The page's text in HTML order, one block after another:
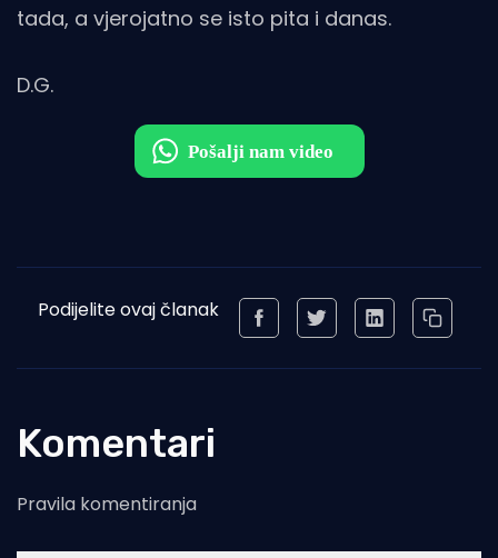
tada, a vjerojatno se isto pita i danas.
D.G.
Podijelite ovaj članak
Komentari
Pravila komentiranja